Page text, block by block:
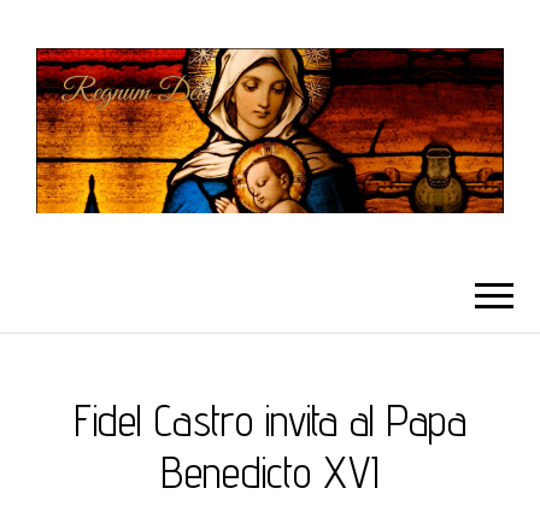
Fidel Castro invita al Papa
Benedicto XVI